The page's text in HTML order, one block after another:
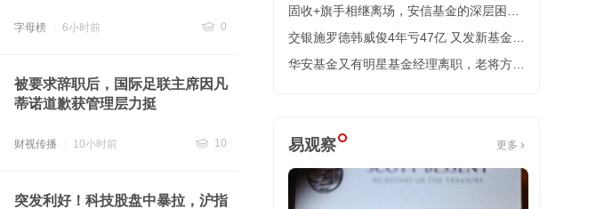
字母榜 6小时前
0
被要求辞职后，国际足联主席因凡
蒂诺道歉获管理层力挺
财视传播 10小时前
10
突发利好！科技股盘中暴拉，沪指
掉35%引发全网同情
固收+旗手相继离场，安信基金的深层困局
浮出水面
交银施罗德韩威俊4年亏47亿 又发新基金引
争议
华安基金又有明星基金经理离职，老将方一
易观察 更多